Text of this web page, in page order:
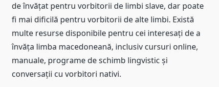
de învățat pentru vorbitorii de limbi slave, dar poate
fi mai dificilă pentru vorbitorii de alte limbi. Există
multe resurse disponibile pentru cei interesați de a
învăța limba macedoneană, inclusiv cursuri online,
manuale, programe de schimb lingvistic și
conversații cu vorbitori nativi.